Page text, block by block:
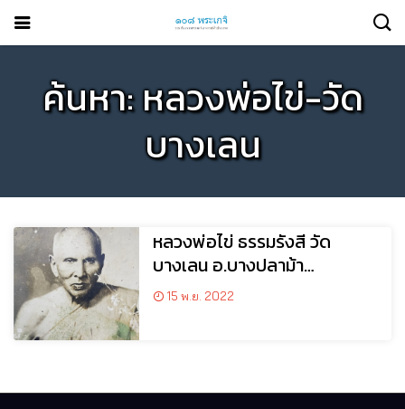
ค้นหา: หลวงพ่อไข่-วัด
บางเลน
หลวงพ่อไข่ ธรรมรังสี วัด
บางเลน อ.บางปลาม้า
จ.สุพรรณบุรี
15 พ.ย. 2022